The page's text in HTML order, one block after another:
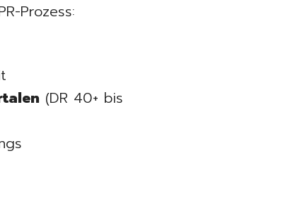
Prozess:
(DR 40+ bis